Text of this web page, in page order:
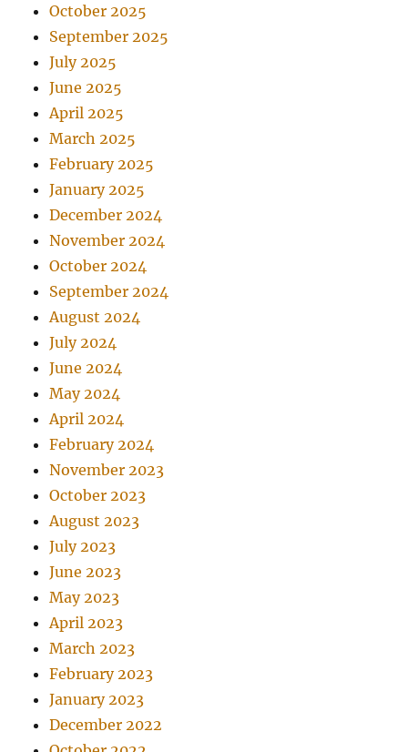
October 2025
September 2025
July 2025
June 2025
April 2025
March 2025
February 2025
January 2025
December 2024
November 2024
October 2024
September 2024
August 2024
July 2024
June 2024
May 2024
April 2024
February 2024
November 2023
October 2023
August 2023
July 2023
June 2023
May 2023
April 2023
March 2023
February 2023
January 2023
December 2022